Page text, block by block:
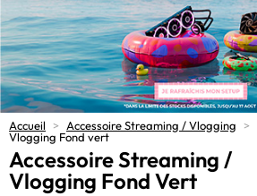
Accueil > Accessoire Streaming / Vlogging >
Vlogging Fond vert
Accessoire Streaming /
Vlogging Fond Vert